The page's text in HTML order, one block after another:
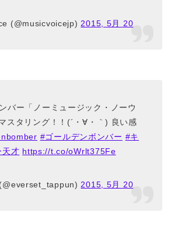
(@musicvoicejp) 2015, 5月 20
バー「ノーミュージック・ノーウ
スタリング！！(´・∀・｀) 良い感
#ゴールデンボンバー #キ
天才 https://t.co/oWrlt375Fe
2015, 5月 20